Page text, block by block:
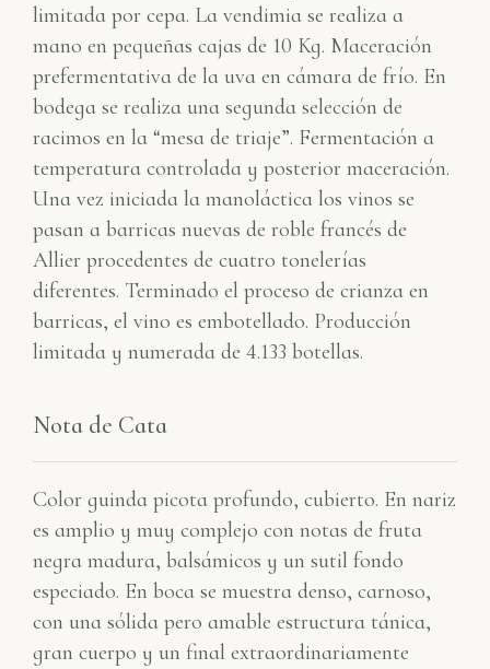
limitada por cepa. La vendimia se realiza a
mano en pequeñas cajas de 10 Kg. Maceración
prefermentativa de la uva en cámara de frío. En
bodega se realiza una segunda selección de
racimos en la “mesa de triaje”. Fermentación a
temperatura controlada y posterior maceración.
Una vez iniciada la manoláctica los vinos se
pasan a barricas nuevas de roble francés de
Allier procedentes de cuatro tonelerías
diferentes. Terminado el proceso de crianza en
barricas, el vino es embotellado. Producción
limitada y numerada de 4.133 botellas.
Nota de Cata
Color guinda picota profundo, cubierto. En nariz
es amplio y muy complejo con notas de fruta
negra madura, balsámicos y un sutil fondo
especiado. En boca se muestra denso, carnoso,
con una sólida pero amable estructura tánica,
gran cuerpo y un final extraordinariamente